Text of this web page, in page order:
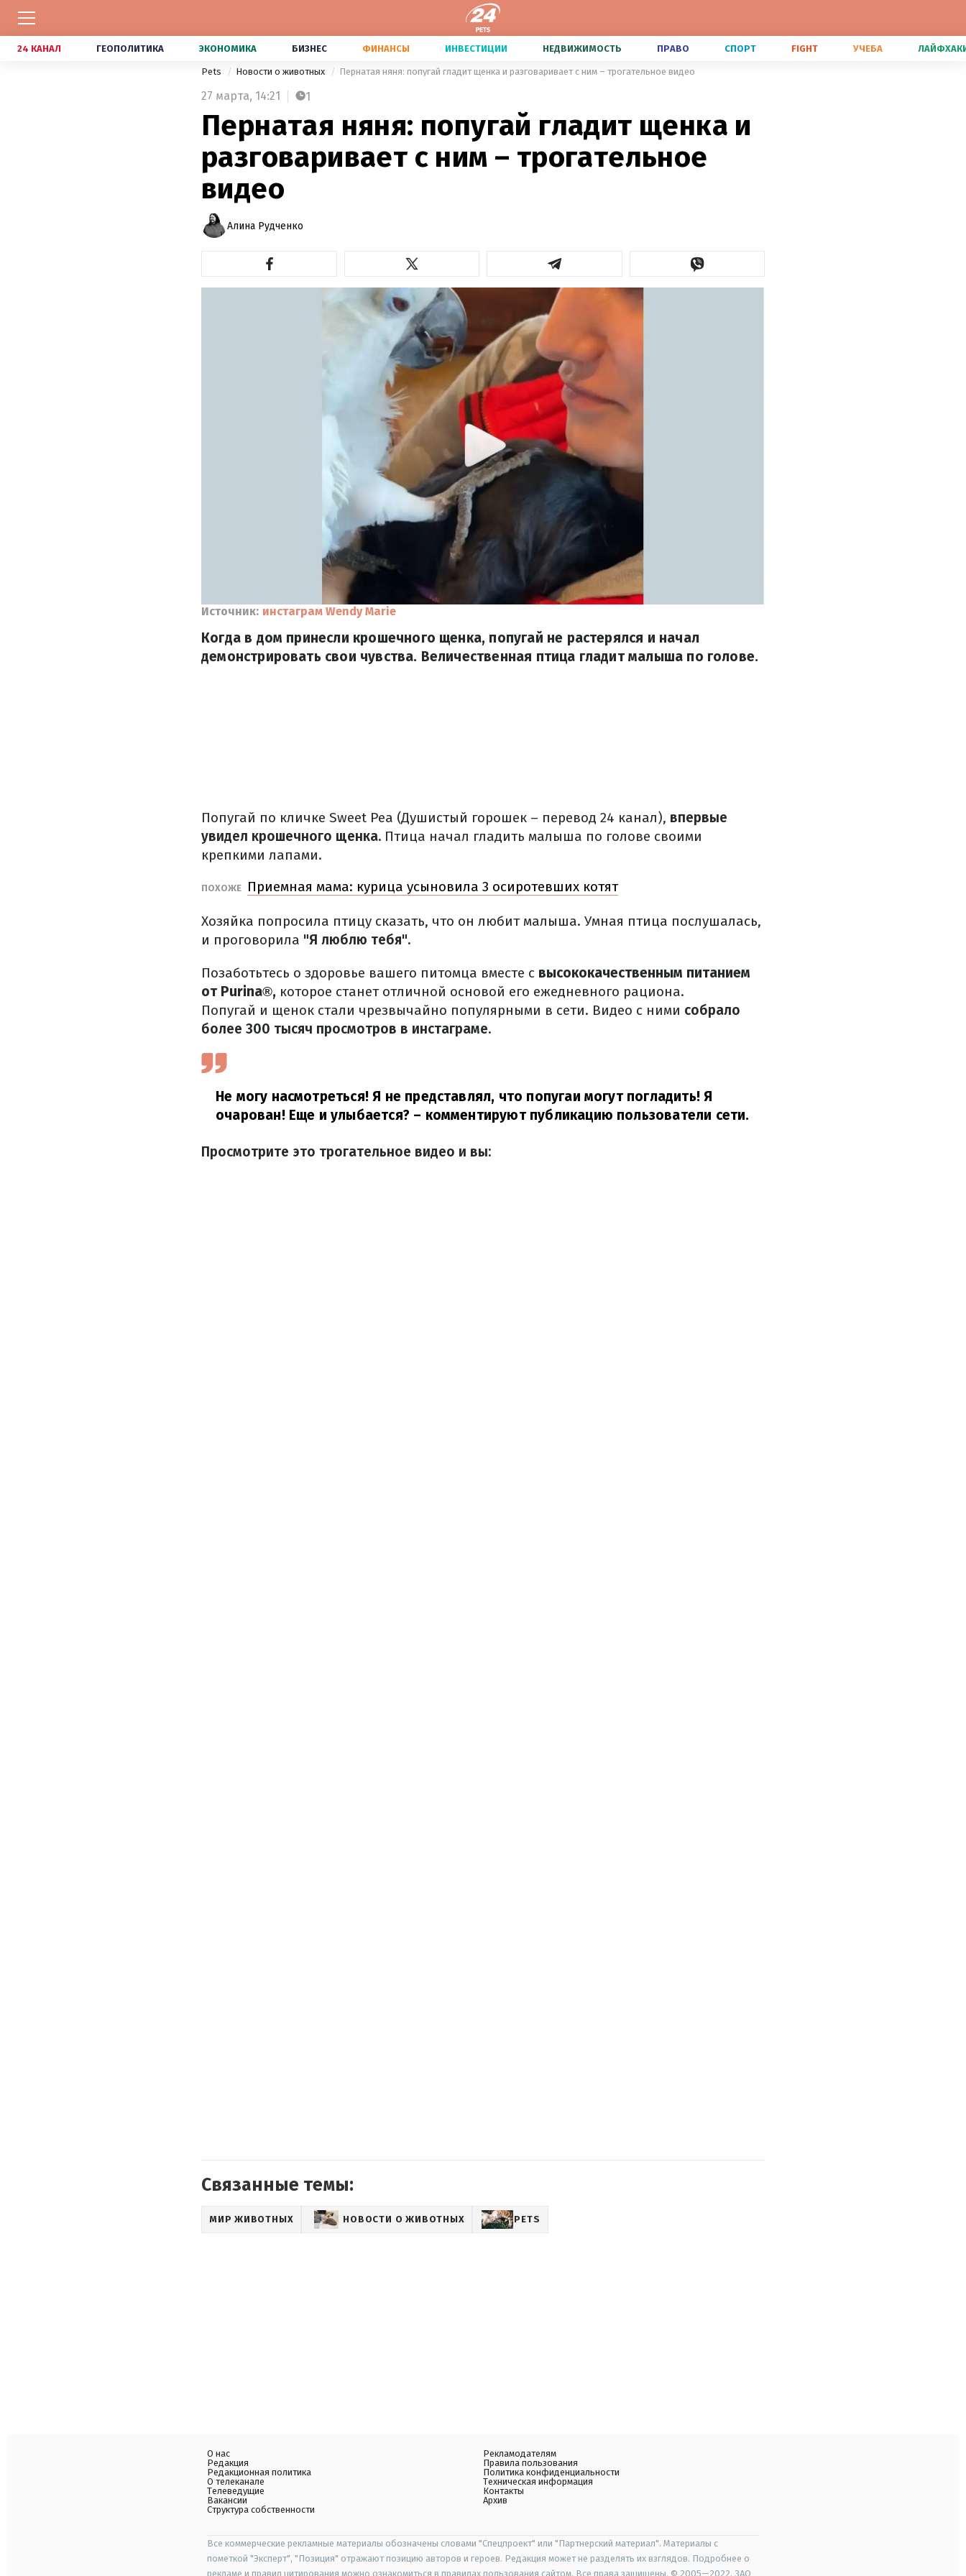
24 КАНАЛ ГЕОПОЛИТИКА ЭКОНОМИКА БИЗНЕС ФИНАНСЫ ИНВЕСТИЦИИ НЕДВИЖИМОСТЬ ПРАВО СПОРТ FIGHT УЧЕБА
Pets Новости о животных Пернатая няня: попугай гладит щенка и разговаривает с ним – трогательное видео
27 марта, 14:21 1
Пернатая няня: попугай гладит щенка и
разговаривает с ним – трогательное
видео
Алина Рудченко
Источник: инстаграм Wendy Marie
Когда в дом принесли крошечного щенка, попугай не растерялся и начал
демонстрировать свои чувства. Величественная птица гладит малыша по голове.
Попугай по кличке Sweet Pea (Душистый горошек – перевод 24 канал), впервые
увидел крошечного щенка. Птица начал гладить малыша по голове своими
крепкими лапами.
ПОХОЖЕ Приемная мама: курица усыновила 3 осиротевших котят
Хозяйка попросила птицу сказать, что он любит малыша. Умная птица послушалась,
и проговорила "Я люблю тебя".
Позаботьтесь о здоровье вашего питомца вместе с высококачественным питанием
от Purina®, которое станет отличной основой его ежедневного рациона.
Попугай и щенок стали чрезвычайно популярными в сети. Видео с ними собрало
более 300 тысяч просмотров в инстаграме.
Не могу насмотреться!Я не представлял, что попугаи могут погладить!Я
очарован! Еще и улыбается? – комментируют публикацию пользователи сети.
Просмотрите это трогательное видео и вы:
Связанные темы:
МИР ЖИВОТНЫХ НОВОСТИ О ЖИВОТНЫХ PETS
О нас
Редакция
Редакционная политика
О телеканале
Телеведущие
Вакансии
Структура собственности
Рекламодателям
Правила пользования
Политика конфиденциальности
Техническая информация
Контакты
Архив
Все коммерческие рекламные материалы обозначены словами "Спецпроект" или "Партнерский материал". Материалы с
пометкой "Эксперт", "Позиция" отражают позицию авторов и героев. Редакция может не разделять их взглядов. Подробнее о
рекламе и правил цитирования можно ознакомиться в правилах пользования сайтом. Все права защищены. © 2005—2022, ЗАО